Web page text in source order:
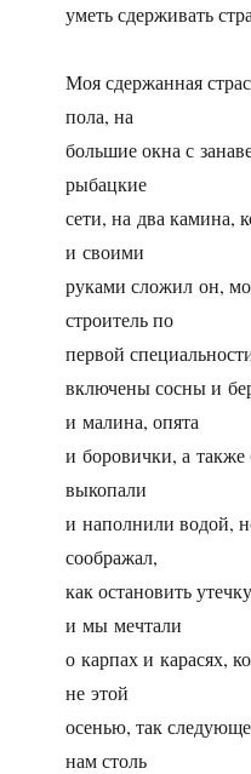
уметь сдерживать
Моя сдержанная
пола, на
большие окна с
рыбацкие
сети, на два камина,
и своими
руками сложил он,
строитель по
первой
включены сосны и
и малина, опята
и боровички, а
выкопали
и наполнили водой,
соображал,
как остановить
и мы мечтали
о карпах и карасях,
не этой
осенью, так
нам столь